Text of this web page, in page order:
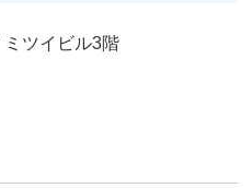
ミツイビル3階